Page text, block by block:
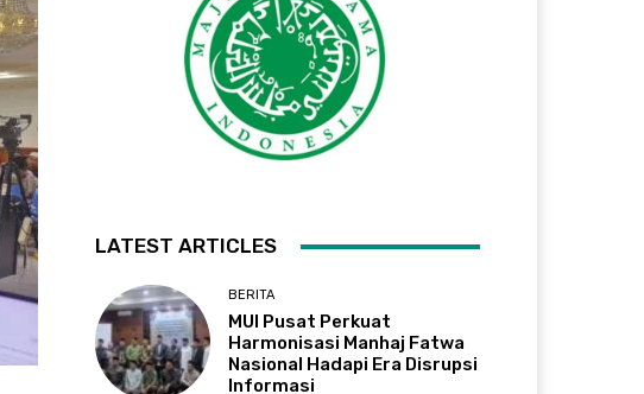
LATEST ARTICLES
BERITA
MUI Pusat Perkuat
Harmonisasi Manhaj Fatwa
Nasional Hadapi Era Disrupsi
Informasi